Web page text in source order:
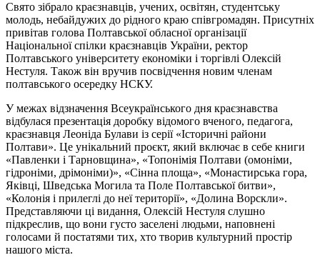
Свято зібрало краєзнавців, учених, освітян, студентську
молодь, небайдужих до рідного краю співгромадян. Присутніх
привітав голова Полтавської обласної організації
Національної спілки краєзнавців України, ректор
Полтавського університету економіки і торгівлі Олексій
Нестуля. Також він вручив посвідчення новим членам
полтавського осередку НСКУ.
У межах відзначення Всеукраїнського дня краєзнавства
відбулася презентація доробку відомого вченого, педагога,
краєзнавця Леоніда Булави із серії «Історичні райони
Полтави». Це унікальний проєкт, який включає в себе книги
«Павленки і Тарновщина», «Топонімія Полтави (омоніми,
гідроніми, дрімоніми)», «Сінна площа», «Монастирська гора,
Яківці, Шведська Могила та Поле Полтавської битви»,
«Колонія і прилеглі до неї території», «Долина Ворскли».
Представляючи ці видання, Олексій Нестуля слушно
підкреслив, що вони густо заселені людьми, наповнені
голосами й постатями тих, хто творив культурний простір
нашого міста.